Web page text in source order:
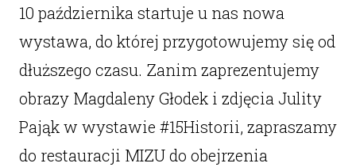
10 października startuje u nas nowa
wystawa, do której przygotowujemy się od
dłuższego czasu. Zanim zaprezentujemy
obrazy Magdaleny Głodek i zdjęcia Julity
Pająk w wystawie #15Historii, zapraszamy
do restauracji MIZU do obejrzenia